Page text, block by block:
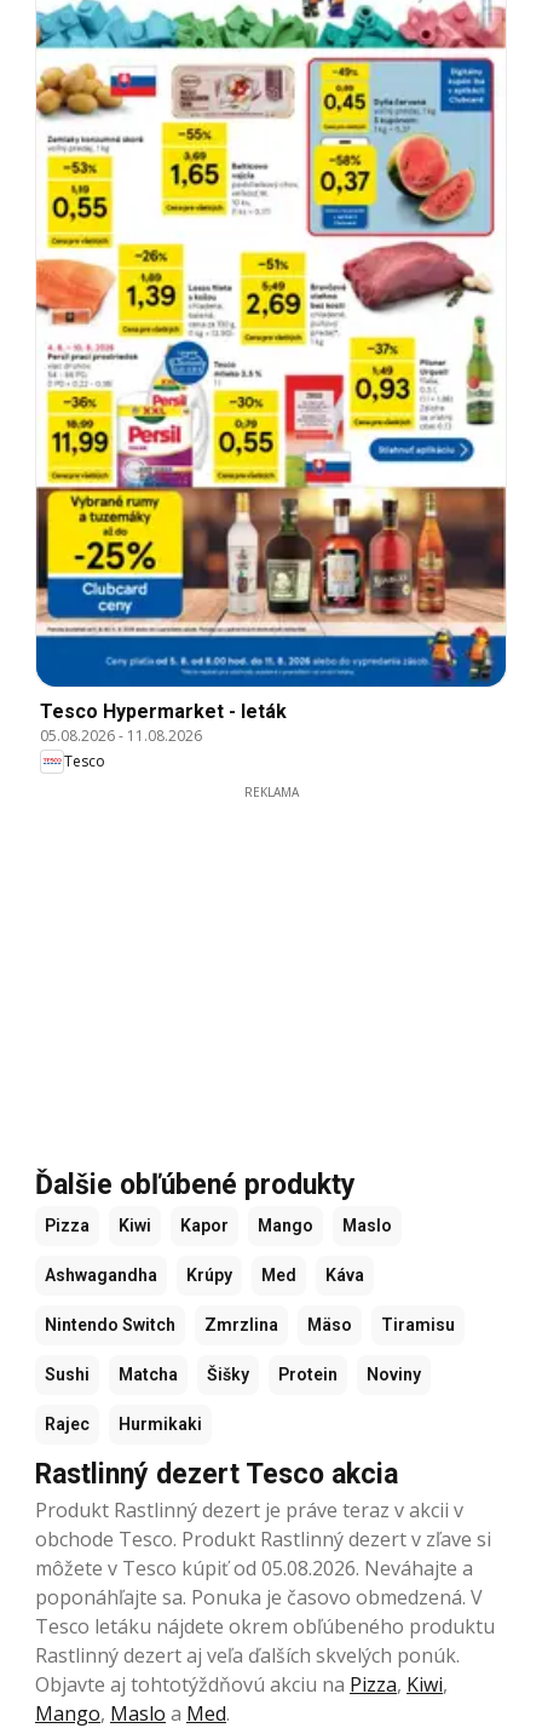
Tesco Hypermarket - leták
05.08.2026- 11.08.2026
Tesco
REKLAMA
Ďalšie obľúbené produkty
Pizza Kiwi Kapor Mango Maslo
Ashwagandha Krúpy Med Káva
Nintendo Switch Zmrzlina Mäso Tiramisu
Sushi Matcha Šišky Protein Noviny
Rajec Hurmikaki
Rastlinný dezert Tesco akcia
Produkt Rastlinný dezert je práve teraz v akcii v
obchode Tesco. Produkt Rastlinný dezert v zľave si
môžete v Tesco kúpiť od 05.08.2026. Neváhajte a
poponáhľajte sa. Ponuka je časovo obmedzená. V
Tesco letáku nájdete okrem obľúbeného produktu
Rastlinný dezert aj veľa ďalších skvelých ponúk.
Objavte aj tohtotýždňovú akciu na Pizza, Kiwi,
Mango, Maslo a Med.